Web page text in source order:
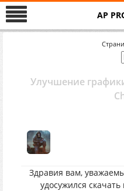
AP
Улучшение
Здравия вам,
удосужился